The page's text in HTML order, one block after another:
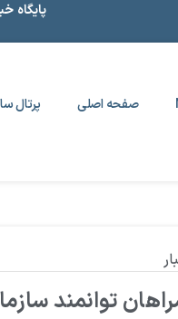
پایگاه
صفحه اصلی پرتال
توانمند